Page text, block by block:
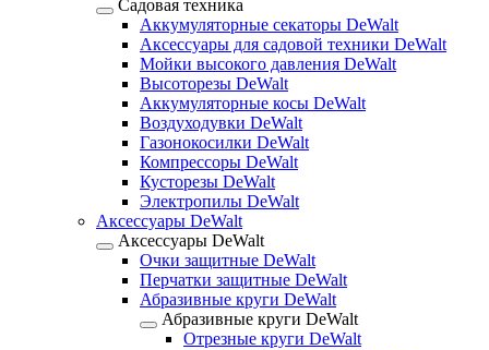
Садовая техника
Аккумуляторные секаторы DeWalt
Аксессуары для садовой техники DeWalt
Мойки высокого давления DeWalt
Высоторезы DeWalt
Аккумуляторные косы DeWalt
Воздуходувки DeWalt
Газонокосилки DeWalt
Компрессоры DeWalt
Кусторезы DeWalt
Электропилы DeWalt
Аксессуары DeWalt
Аксессуары DeWalt
Очки защитные DeWalt
Перчатки защитные DeWalt
Абразивные круги DeWalt
Абразивные круги DeWalt
Отрезные круги DeWalt